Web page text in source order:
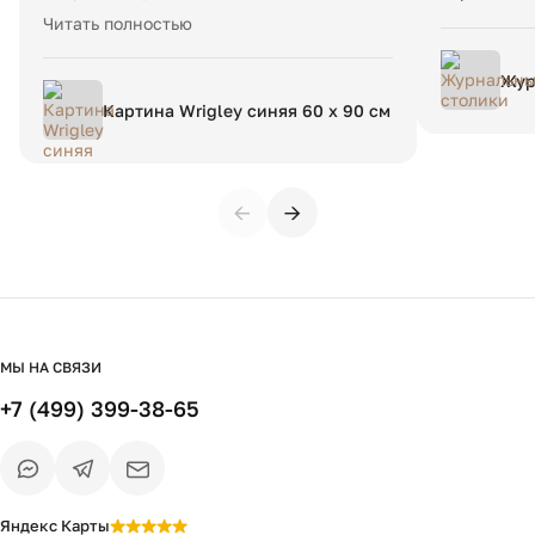
декора, наслаждаюсь! Благодарю за
Читать полностью
Картина Wrigley синяя 60 x 90 см
← →
МЫ НА СВЯЗИ
+7 (499) 399-38-65
Яндекс Карты